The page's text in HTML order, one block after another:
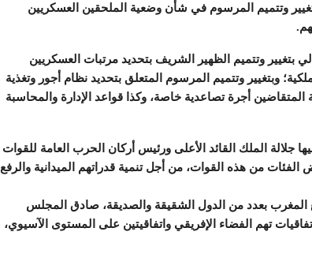
وتتميم المرسوم في شأن وضعية الملحقين العسكريين
بتغيير وتتميم الظهير الشريف بتحديد مرتبات العسكريين
وبتغيير وتتميم المرسوم المتعلق بتحديد نظام أجور وتغذية
أجرة تصاعدية خاصة، وكذا قواعد الإدارة والمحاسبة
جلالة الملك القائد الأعلى ورئيس أركان الحرب العامة للقوات
الفئات من هذه القوات، من أجل تنمية قدراتهم الميدانية والرفع
المغرب بعدد من الدول الشقيقة والصديقة، صادق المجلس
تهم الفضاء الإفريقي واتفاقيتين على المستوى الآسيوي،